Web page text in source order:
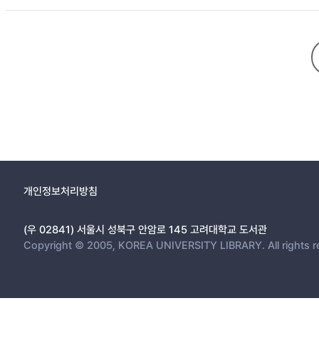
개인정보처리방침
(우 02841) 서울시 성북구 안암로 145 고려대학교 도서관
Copyright © 2005, KOREA UNIVERSITY LIBRARY. All rights